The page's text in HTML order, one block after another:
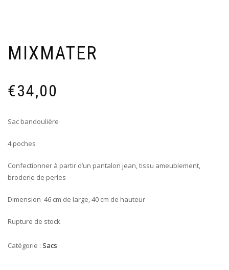
MIXMATER
€34,00
Sac bandoulière
4 poches
Confectionner à partir d’un pantalon jean, tissu ameublement,
broderie de perles
Dimension 46 cm de large, 40 cm de hauteur
Rupture de stock
Catégorie : Sacs